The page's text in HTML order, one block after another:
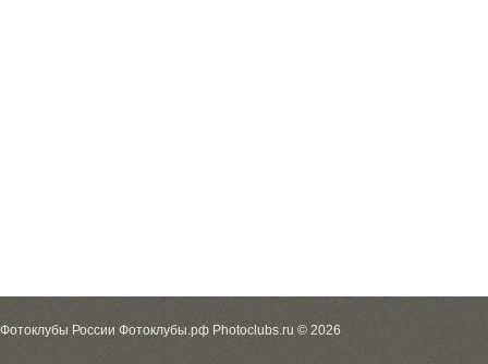
Фотоклубы России Фотоклубы.рф Photoclubs.ru © 2026